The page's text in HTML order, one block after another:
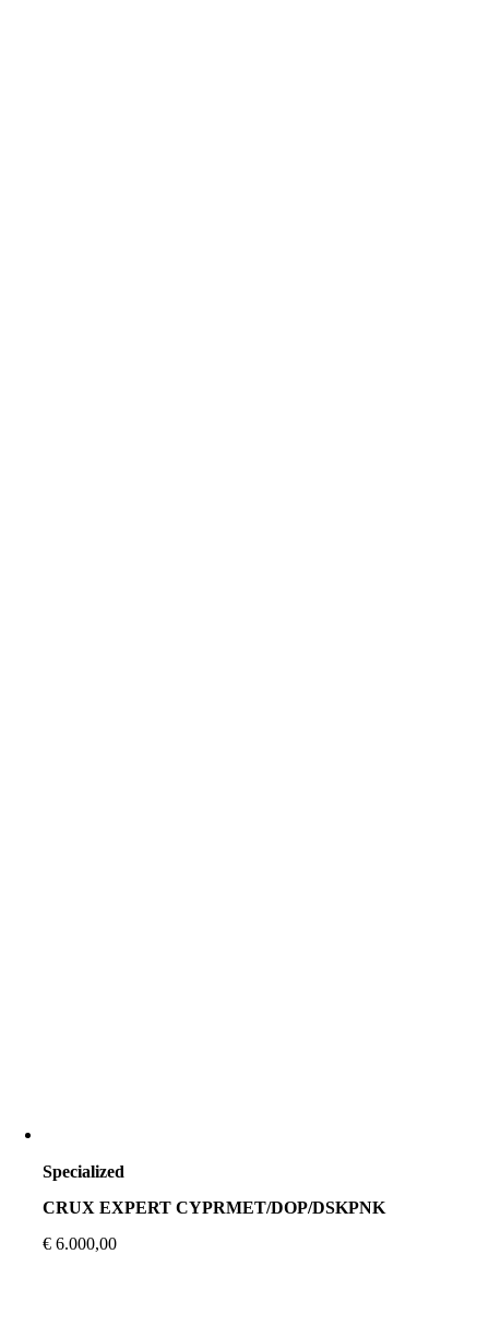
Specialized
CRUX EXPERT CYPRMET/DOP/DSKPNK
€ 6.000,00